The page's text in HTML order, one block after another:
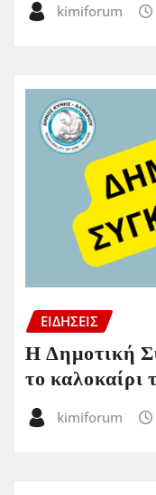
kimiforum
ΕΙΔΗΣΕΙΣ
Η Δημοτική
το καλοκαίρι
kimiforum